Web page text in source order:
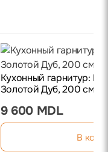
Кухонный гарнитур:
Золотой Дуб, 200 см
9 600 MDL
В